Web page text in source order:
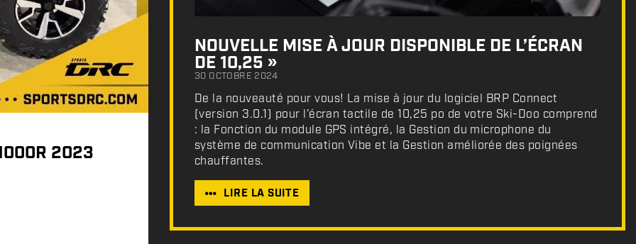
2023
NOUVELLE MISE À JOUR DISPONIBLE DE L’ÉCRAN
DE 10,25 »
30 OCTOBRE 2024
De la nouveauté pour vous! La mise à jour du logiciel BRP Connect
(version 3.0.1) pour l’écran tactile de 10,25 po de votre Ski-Doo comprend
: la Fonction du module GPS intégré, la Gestion du microphone du
système de communication Vibe et la Gestion améliorée des poignées
chauffantes.
LIRE LA SUITE